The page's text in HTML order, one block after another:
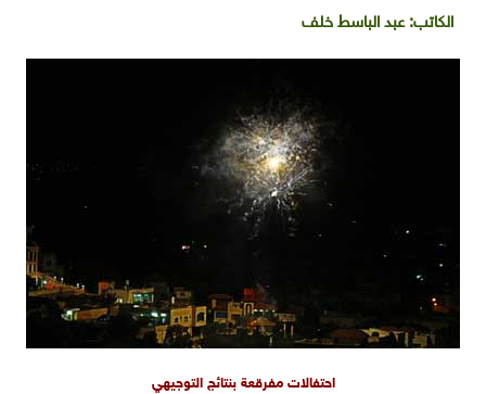
الكاتب:عبد الباسط خلف
احتفالات مفرقعة بنتائج التوجيهي